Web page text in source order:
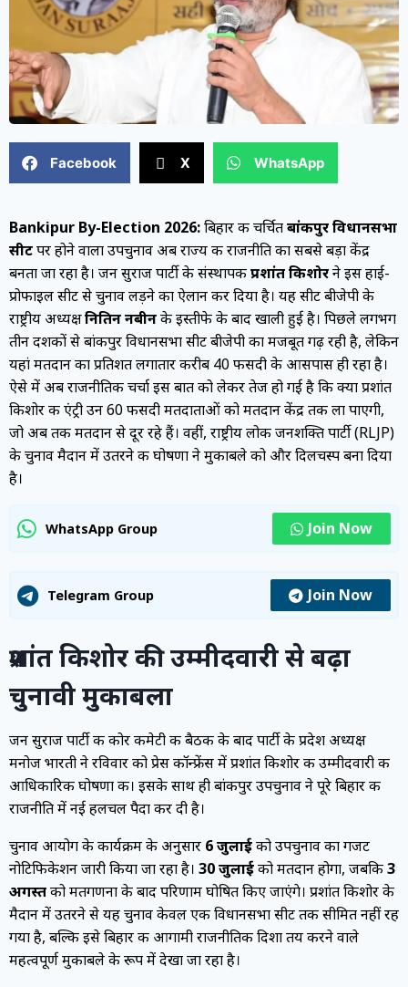
Facebook X WhatsApp
Bankipur By-Election 2026:बिहार की चर्चितबांकीपुर विधानसभा
सीटपर होने वाला उपचुनाव अब राज्य की राजनीति का सबसे बड़ा केंद्र
बनता जा रहा है। जन सुराज पार्टी के संस्थापकप्रशांत किशोरने इस हाई-
प्रोफाइल सीट से चुनाव लड़ने का ऐलान कर दिया है। यह सीट बीजेपी के
राष्ट्रीय अध्यक्षनितिन नबीनके इस्तीफे के बाद खाली हुई है। पिछले लगभग
तीन दशकों से बांकीपुर विधानसभा सीट बीजेपी का मजबूत गढ़ रही है, लेकिन
यहां मतदान का प्रतिशत लगातार करीब 40 फीसदी के आसपास ही रहा है।
ऐसे में अब राजनीतिक चर्चा इस बात को लेकर तेज हो गई है कि क्या प्रशांत
किशोर की एंट्री उन 60 फीसदी मतदाताओं को मतदान केंद्र तक ला पाएगी,
जो अब तक मतदान से दूर रहे हैं। वहीं, राष्ट्रीय लोक जनशक्ति पार्टी (RLJP)
के चुनाव मैदान में उतरने की घोषणा ने मुकाबले को और दिलचस्प बना दिया
है।
WhatsApp Group Join Now
Telegram Group Join Now
प्रशांत किशोर की उम्मीदवारी से बढ़ा
चुनावी मुकाबला
जन सुराज पार्टी की कोर कमेटी की बैठक के बाद पार्टी के प्रदेश अध्यक्ष
मनोज भारती ने रविवार को प्रेस कॉन्फ्रेंस में प्रशांत किशोर की उम्मीदवारी की
आधिकारिक घोषणा की। इसके साथ ही बांकीपुर उपचुनाव ने पूरे बिहार की
राजनीति में नई हलचल पैदा कर दी है।
चुनाव आयोग के कार्यक्रम के अनुसार 6 जुलाईको उपचुनाव का गजट
नोटिफिकेशन जारी किया जा रहा है। 30 जुलाईको मतदान होगा, जबकि3
अगस्तको मतगणना के बाद परिणाम घोषित किए जाएंगे। प्रशांत किशोर के
मैदान में उतरने से यह चुनाव केवल एक विधानसभा सीट तक सीमित नहीं रह
गया है, बल्कि इसे बिहार की आगामी राजनीतिक दिशा तय करने वाले
महत्वपूर्ण मुकाबले के रूप में देखा जा रहा है।